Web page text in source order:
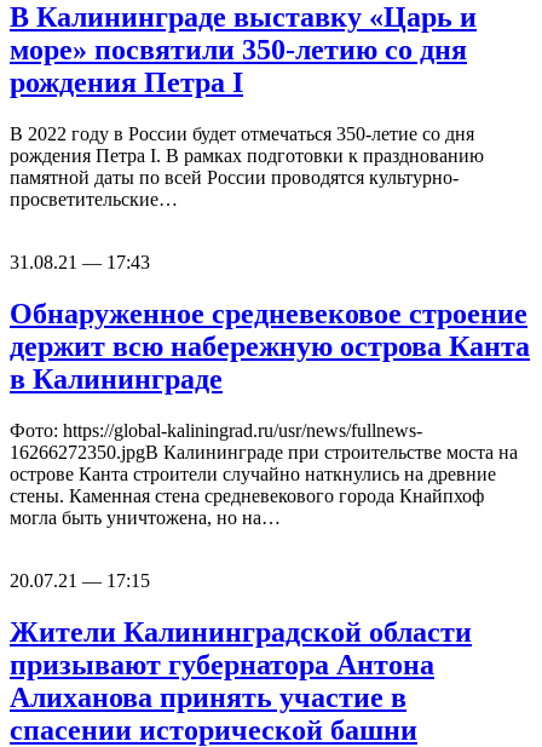
В Калининграде выставку «Царь и
море» посвятили 350-летию со дня
рождения Петра I
В 2022 году в России будет отмечаться 350-летие со дня
рождения Петра I. В рамках подготовки к празднованию
памятной даты по всей России проводятся культурно-
просветительские…
31.08.21 — 17:43
Обнаруженное средневековое строение
держит всю набережную острова Канта
в Калининграде
Фото: https://global-kaliningrad.ru/usr/news/fullnews-
16266272350.jpgВ Калининграде при строительстве моста на
острове Канта строители случайно наткнулись на древние
стены. Каменная стена средневекового города Кнайпхоф
могла быть уничтожена, но на…
20.07.21 — 17:15
Жители Калининградской области
призывают губернатора Антона
Алиханова принять участие в
спасении исторической башни